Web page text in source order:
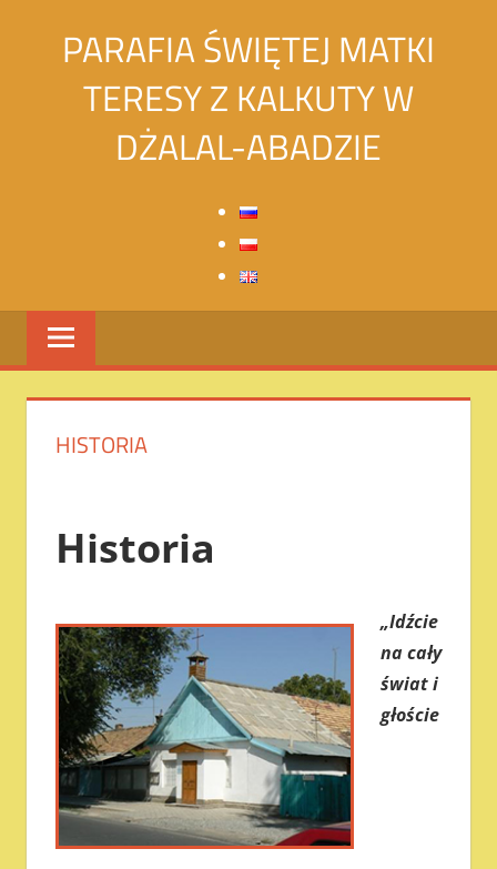
PARAFIA ŚWIĘTEJ MATKI
TERESY Z KALKUTY W
DŻALAL-ABADZIE
в
городе
Джалалабад
HISTORIA
Historia
„Idźcie
na cały
świat i
głoście